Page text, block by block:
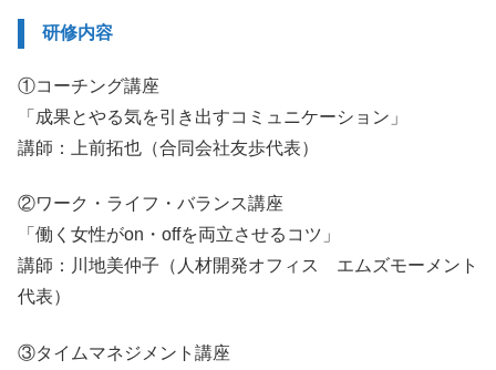
研修内容
①コーチング講座
「成果とやる気を引き出すコミュニケーション」
講師：上前拓也（合同会社友歩代表）
②ワーク・ライフ・バランス講座
「働く女性がon・offを両立させるコツ」
講師：川地美仲子（人材開発オフィス エムズモーメント
代表）
③タイムマネジメント講座